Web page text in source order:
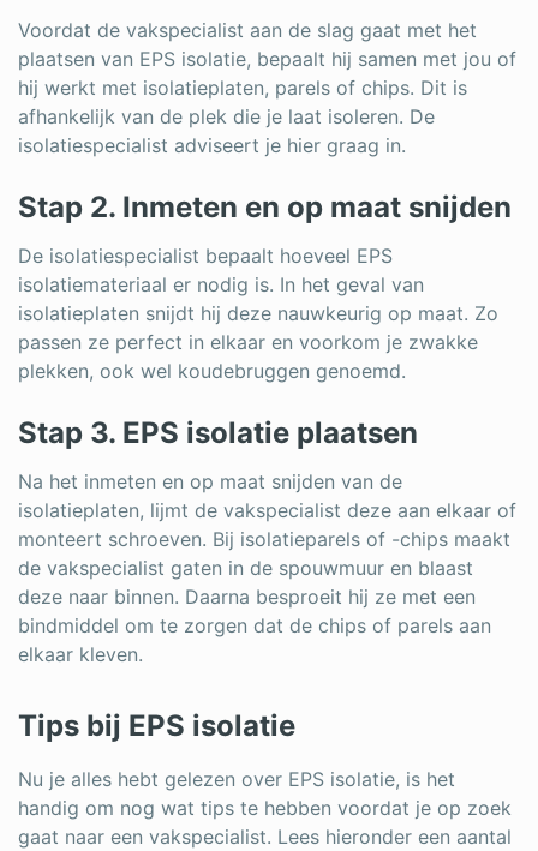
Voordat de vakspecialist aan de slag gaat met het
plaatsen van EPS isolatie, bepaalt hij samen met jou of
hij werkt met isolatieplaten, parels of chips. Dit is
afhankelijk van de plek die je laat isoleren. De
isolatiespecialist adviseert je hier graag in.
Stap 2. Inmeten en op maat snijden
De isolatiespecialist bepaalt hoeveel EPS
isolatiemateriaal er nodig is. In het geval van
isolatieplaten snijdt hij deze nauwkeurig op maat. Zo
passen ze perfect in elkaar en voorkom je zwakke
plekken, ook wel koudebruggen genoemd.
Stap 3. EPS isolatie plaatsen
Na het inmeten en op maat snijden van de
isolatieplaten, lijmt de vakspecialist deze aan elkaar of
monteert schroeven. Bij isolatieparels of -chips maakt
de vakspecialist gaten in de spouwmuur en blaast
deze naar binnen. Daarna besproeit hij ze met een
bindmiddel om te zorgen dat de chips of parels aan
elkaar kleven.
Tips bij EPS isolatie
Nu je alles hebt gelezen over EPS isolatie, is het
handig om nog wat tips te hebben voordat je op zoek
gaat naar een vakspecialist. Lees hieronder een aantal